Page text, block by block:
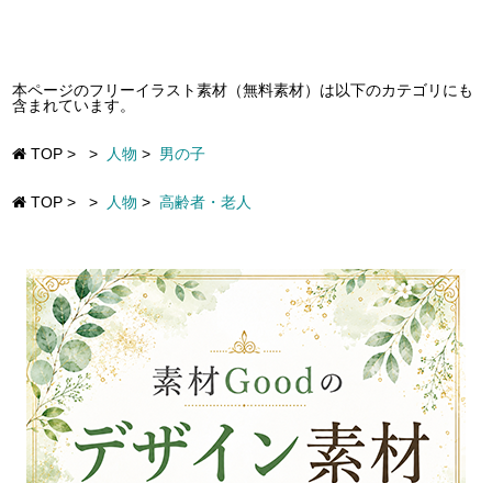
本ページのフリーイラスト素材（無料素材）は以下のカテゴリにも
含まれています。
TOP > > 人物 > 男の子
TOP > > 人物 > 高齢者・老人